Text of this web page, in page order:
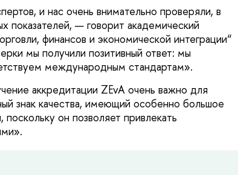
и нас очень внимательно проверяли, в
показателей, — говорит академический
финансов и экономической интеграции“
мы получили позитивный ответ: мы
международным стандартам».
аккредитации ZEvA очень важно для
знак качества, имеющий особенно большое
он позволяет привлекать